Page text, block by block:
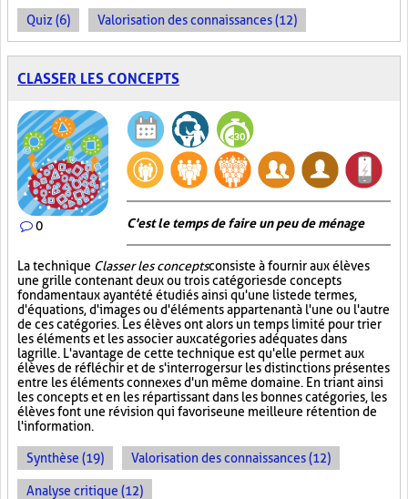
Quiz (6) Valorisation des connaissances (12)
CLASSER LES CONCEPTS
0 C'est le temps de faire un peu de ménage
La technique Classer les conceptsconsiste à fournir aux élèves
une grille contenant deux ou trois catégories de concepts
fondamentaux ayant été étudiés ainsi qu'une liste de termes,
d'équations, d'images ou d'éléments appartenant à l'une ou l'autre
de ces catégories. Les élèves ont alors un temps limité pour trier
les éléments et les associer aux catégories adéquates dans
la grille. L'avantage de cette technique est qu'elle permet aux
élèves de réfléchir et de s'interroger sur les distinctions présentes
entre les éléments connexes d'un même domaine. En triant ainsi
les concepts et en les répartissant dans les bonnes catégories, les
élèves font une révision qui favorise une meilleure rétention de
l'information.
Synthèse (19) Valorisation des connaissances (12)
Analyse critique (12)